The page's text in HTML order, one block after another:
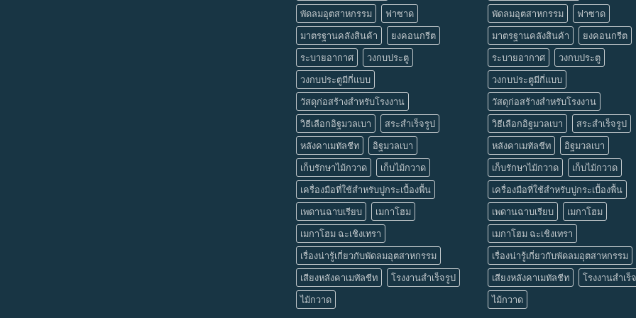
พัดลมอุตสาหกรรม
ฟาซาด
มาตรฐานคลังสินค้า
ยงคอนกรีต
ระบายอากาศ
วงกบประตู
วงกบประตูมีกี่แบบ
วัสดุก่อสร้างสำหรับโรงงาน
วิธีเลือกอิฐมวลเบา
สระสำเร็จรูป
หลังคาเมทัลชีท
อิฐมวลเบา
เก็บรักษาไม้กวาด
เก็บไม้กวาด
เครื่องมือที่ใช้สำหรับปูกระเบื้องพื้น
เพดานฉาบเรียบ
เมกาโฮม
เมกาโฮม ฉะเชิงเทรา
เรื่องน่ารู้เกี่ยวกับพัดลมอุตสาหกรรม
เสียงหลังคาเมทัลชีท
โรงงานสำเร็จรูป
ไม้กวาด
พัดลมอุตสาหกรรม
ฟาซาด
มาตรฐานคลังสินค้า
ยงคอนกรีต
ระบายอากาศ
วงกบประตู
วงกบประตูมีกี่แบบ
วัสดุก่อสร้างสำหรับโรงงาน
วิธีเลือกอิฐมวลเบา
สระสำเร็จรูป
หลังคาเมทัลชีท
อิฐมวลเบา
เก็บรักษาไม้กวาด
เก็บไม้กวาด
เครื่องมือที่ใช้สำหรับปูกระเบื้องพื้น
เพดานฉาบเรียบ
เมกาโฮม
เมกาโฮม ฉะเชิงเทรา
เรื่องน่ารู้เกี่ยวกับพัดลมอุตสาหกรรม
เสียงหลังคาเมทัลชีท
โรงงานสำเร็
ไม้กวาด